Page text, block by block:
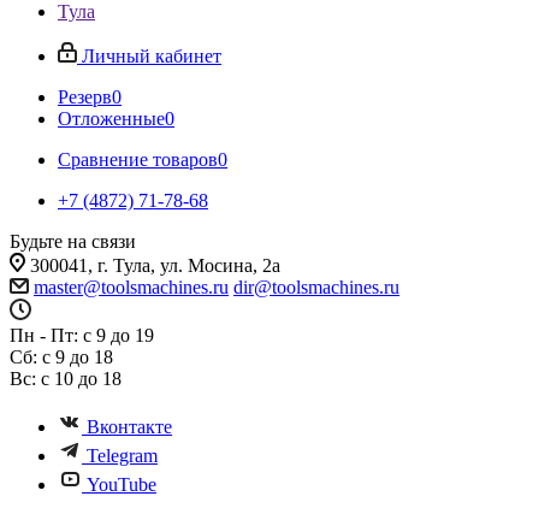
Тула
Личный кабинет
Резерв0
Отложенные0
Сравнение товаров0
+7 (4872) 71-78-68
Будьте на связи
300041, г. Тула, ул. Мосина, 2а
master@toolsmachines.ru dir@toolsmachines.ru
Пн - Пт: с 9 до 19
Сб: с 9 до 18
Вс: с 10 до 18
Вконтакте
Telegram
YouTube